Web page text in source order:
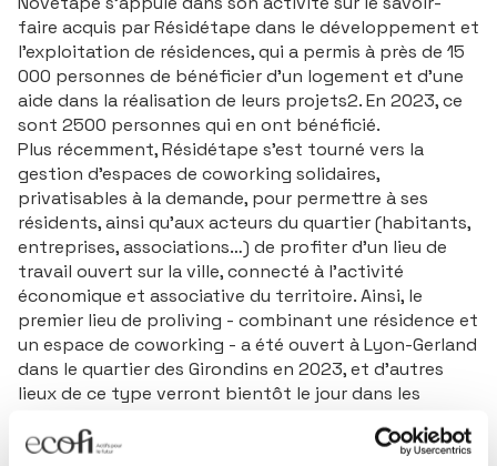
faire acquis par Résidétape dans le développement et
l’exploitation de résidences, qui a permis à près de 15
000 personnes de bénéficier d’un logement et d’une
aide dans la réalisation de leurs projets2. En 2023, ce
sont 2500 personnes qui en ont bénéficié.
Plus récemment, Résidétape s’est tourné vers la
gestion d’espaces de coworking solidaires,
privatisables à la demande, pour permettre à ses
résidents, ainsi qu’aux acteurs du quartier (habitants,
entreprises, associations…) de profiter d’un lieu de
travail ouvert sur la ville, connecté à l’activité
économique et associative du territoire. Ainsi, le
premier lieu de proliving - combinant une résidence et
un espace de coworking - a été ouvert à Lyon-Gerland
dans le quartier des Girondins en 2023, et d’autres
lieux de ce type verront bientôt le jour dans les